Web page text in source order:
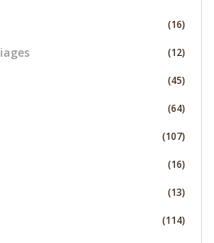
(16)
(12)
(45)
(64)
(107)
(16)
(13)
(114)